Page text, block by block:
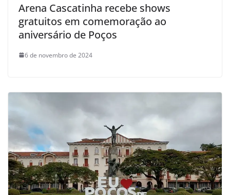
Arena Cascatinha recebe shows
gratuitos em comemoração ao
aniversário de Poços
6 de novembro de 2024